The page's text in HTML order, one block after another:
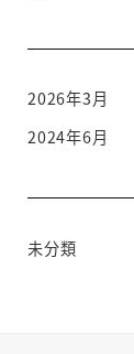
2026年3月
2024年6月
未分類